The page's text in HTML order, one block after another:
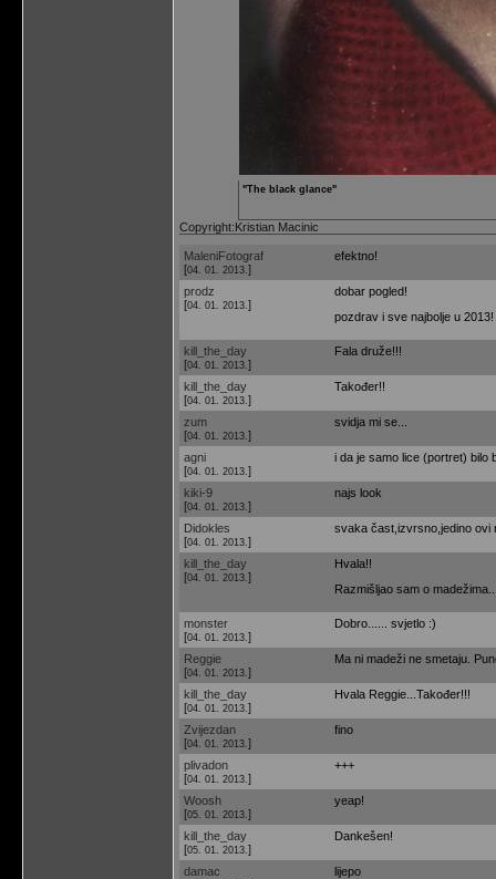
"The black glance"
Copyright:Kristian Macinic
MaleniFotograf
[04. 01. 2013. ]
efektno!
prodz
[04. 01. 2013. ]
dobar pogled!
pozdrav i sve najbolje u 2013!
kill_the_day
[04. 01. 2013. ]
Fala druže!!!
kill_the_day
[04. 01. 2013. ]
Također!!
zum
[04. 01. 2013. ]
svidja mi se...
agni
[04. 01. 2013. ]
i da je samo lice (portret) bilo
kiki-9
[04. 01. 2013. ]
najs look
Didokles
[04. 01. 2013. ]
svaka čast,izvrsno,jedino ovi
kill_the_day
[04. 01. 2013. ]
Hvala!!
Razmišljao sam o
monster
[04. 01. 2013. ]
Dobro...... svjetlo :)
Reggie
[04. 01. 2013. ]
Ma ni madeži ne smetaju.
kill_the_day
[04. 01. 2013. ]
Hvala Reggie...Također!!!
Zvijezdan
[04. 01. 2013. ]
fino
plivadon
[04. 01. 2013. ]
+++
Woosh
[05. 01. 2013. ]
yeap!
kill_the_day
[05. 01. 2013. ]
Dankešen!
damac
lijepo